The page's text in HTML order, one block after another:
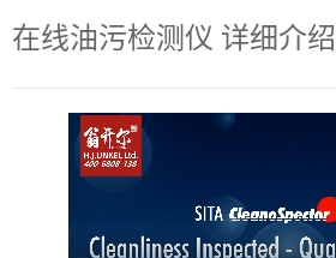
在线油污检测仪 详细介绍